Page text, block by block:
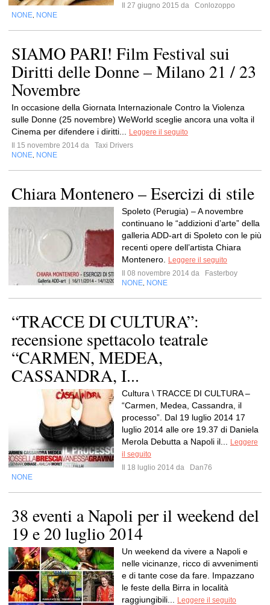
Il 27 giugno 2015 da
Conlozoppo
NONE NONE
SIAMO PARI! Film Festival sui
Diritti delle Donne – Milano 21 / 23
Novembre
In occasione della Giornata Internazionale Contro la Violenza
sulle Donne (25 novembre) WeWorld sceglie ancora una volta il
Cinema per difendere i diritti...
Leggere il seguito
Il 15 novembre 2014 da
Taxi Drivers
NONE NONE
Chiara Montenero – Esercizi di stile
Spoleto (Perugia) – A novembre
continuano le “addizioni d’arte” della
galleria ADD-art di Spoleto con le più
recenti opere dell’artista Chiara
Montenero.
Leggere il seguito
Il 08 novembre 2014 da
Fasterboy
NONE NONE
“TRACCE DI CULTURA”:
recensione spettacolo teatrale
“CARMEN, MEDEA,
CASSANDRA, I...
Cultura \ TRACCE DI CULTURA –
“Carmen, Medea, Cassandra, il
processo”. Dal 19 luglio 2014 17
luglio 2014 alle ore 19.37 di Daniela
Merola Debutta a Napoli il...
Leggere
il seguito
Il 18 luglio 2014 da
Dan76
NONE
38 eventi a Napoli per il weekend del
19 e 20 luglio 2014
Un weekend da vivere a Napoli e
nelle vicinanze, ricco di avvenimenti
e di tante cose da fare. Impazzano
le feste della Birra in località
raggiungibili...
Leggere il seguito